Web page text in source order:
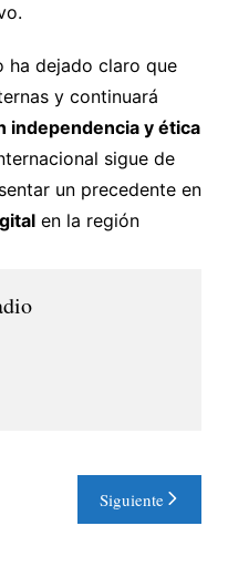
ha dejado claro que
y continuará
independencia y ética
sigue de
un precedente en
en la región
Siguiente